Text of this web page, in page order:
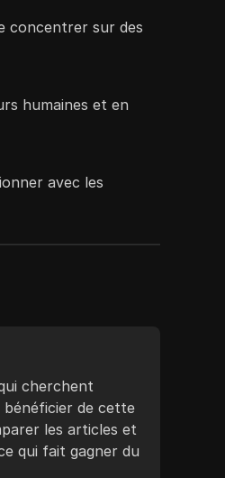
concentrer sur des
humaines et en
avec les
cherchent
de cette
les articles et
qui fait gagner du